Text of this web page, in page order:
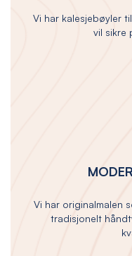
Vi har kalesjebøyler
vil sikre
Vi har originalmalen
tradisjonelt